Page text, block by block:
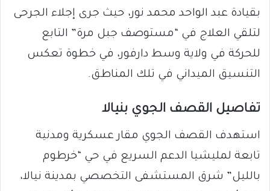
بقيادة عبد الواحد محمد نور، حيث جرى إجلاء الجرحى
لتلقي العلاج في “مستوصف جبل مرة” التابع
للحركة في ولاية وسط دارفور، في خطوة تعكس
التنسيق الميداني في تلك المناطق.
تفاصيل القصف الجوي بنيالا
استهدف القصف الجوي مقار عسكرية ومدنية
تابعة لمليشيا الدعم السريع في حي “خرطوم
بالليل” شرق المستشفى التخصصي بمدينة نيالا،